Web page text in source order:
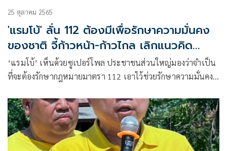
25 ตุลาคม 2565
'แรมโบ้' ลั่น 112 ต้องมีเพื่อรักษาความมั่นคง
ของชาติ จี้ก้าวหน้า-ก้าวไกล เลิกแนวคิด
ทำลายสถาบัน
‘แรมโบ้’ เห็นด้วยซูเปอร์โพล ประชาชนส่วนใหญ่มองว่าจำเป็น
ที่จะต้องรักษากฎหมายมาตรา 112 เอาไว้ช่วยรักษาความมั่นคง
แก้ 112 ไม่มีคนเอาด้วยแน่นอน